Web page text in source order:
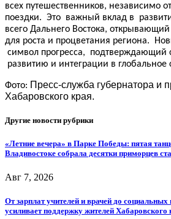
всех путешественников, независимо
поездки. Это важный вклад в
всего Дальнего Востока,
для роста и процветания региона.
символ прогресса, подтверждающий
развитию и интеграции в глобальное
Фото: Пресс-служба губернатора и
Хабаровского края.
Другие новости рубрики
«Летние вечера» в Парке Победы: пятая
Владивостоке собрала десятки приморцев
Авг 7, 2026
От зарплат учителей и врачей до
усиливает поддержку жителей Хабаровского